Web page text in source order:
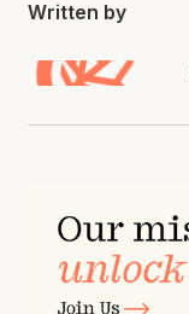
Written by